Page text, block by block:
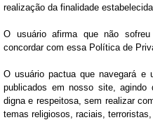
realização da finalidade
O usuário afirma que não
concordar com essa Política de
O usuário pactua que navegará e
publicados em nosso site, agindo
digna e respeitosa, sem realizar
temas religiosos, raciais,